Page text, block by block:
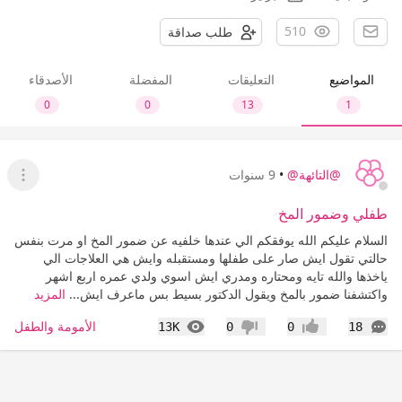
510 طلب صداقة
المواضيع
1
التعليقات
13
المفضلة
0
الأصدقاء
0
@التائهة@ • 9 سنوات
عرض
طفلي وضمور المخ
السلام عليكم الله يوفقكم الي عندها خلفيه عن ضمور المخ او مرت بنفس
حالتي تقول ايش صار على طفلها ومستقبله وايش هي العلاجات الي
ياخذها والله تايه ومحتاره ومدري ايش اسوي ولدي عمره اربع اشهر
واكتشفنا ضمور بالمخ ويقول الدكتور بسيط بس ماعرف ايش... المزيد
18
التعليقات إعجاب0 عدم إعجاب
0
13K
المشاهدات الأمومة والطفل